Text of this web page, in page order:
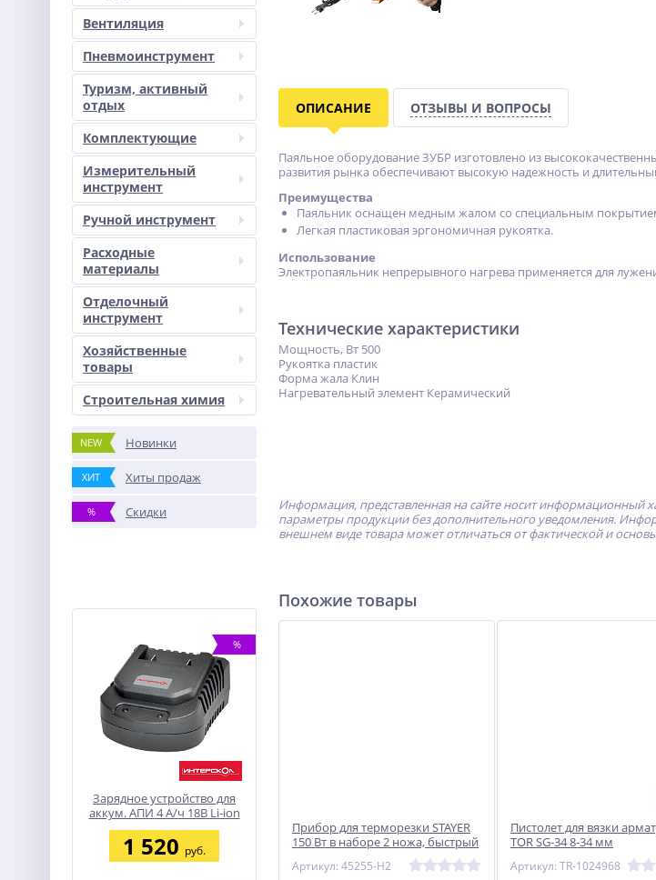
Вентиляция
Пневмоинструмент
Туризм, активный
отдых
Комплектующие
Измерительный
инструмент
Ручной инструмент
Расходные
материалы
Отделочный
инструмент
Хозяйственные
товары
Строительная химия
NEW Новинки
ХИТ Хиты продаж
% Скидки
%
Зарядное устройство для
аккум. АПИ 4 А/ч 18В Li-ion
ИНТЕРСКОЛ
1 520 руб.
ОПИСАНИЕ ОТЗЫВЫ И ВОПРОСЫ
Паяльное оборудование ЗУБР изготовлено из
развития рынка обеспечивают высокую надежность и
Преимущества
Паяльник оснащен медным жалом со специальным
Легкая пластиковая эргономичная рукоятка.
Использование
Электропаяльник непрерывного нагрева применяется для
Технические характеристики
Мощность, Вт 500
Рукоятка пластик
Форма жала Клин
Нагревательный элемент Керамический
Информация, представленная на сайте носит информационный
параметры продукции без дополнительного уведомления.
внешнем виде товара может отличаться от фактической и
Похожие товары
Прибор для терморезки STAYER
150 Вт в наборе 2 ножа, быстрый
рез пенопласта + пластика,
Thermo cut
Артикул: 45255-H2
Пистолет для вязки
TOR SG-34 8-34 мм
Артикул: TR-1024968